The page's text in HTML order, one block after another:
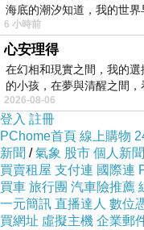
要將一切盡獻於我主的
我已決定今生再沒所求
惟望得主稱讚已足夠
海底的潮汐知道，我的世界
6 小時前
心安理得
在幻相和現實之間，我的
的小孩，在夢與清醒之間
2026-08-06
登入 註冊
PChome首頁 線上購物
新聞 /氣象 股市 個人新
買賣租屋 支付連 國際連
買車 旅行團 汽車險推薦
一元簡訊 直播達人 數位
買網址 虛擬主機 企業郵